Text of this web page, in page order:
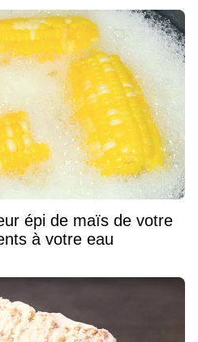
épi de maïs de votre
à votre eau